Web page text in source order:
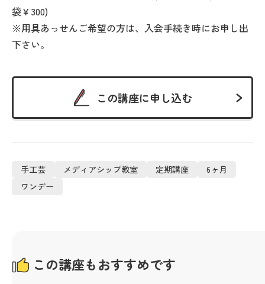
袋￥300)
※用具あっせんご希望の方は、入会手続き時にお申し出
下さい。
この講座に申し込む
手工芸 メディアシップ教室 定期講座
6ヶ月
ワンデー
この講座もおすすめです